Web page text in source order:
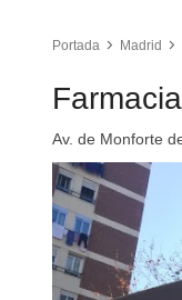
Portada Madrid
Av. de Monforte